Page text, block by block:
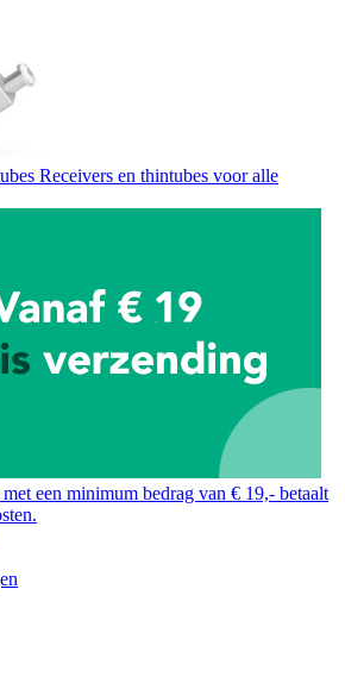
Receivers en thintubes voor alle
een minimum bedrag van € 19,- betaalt